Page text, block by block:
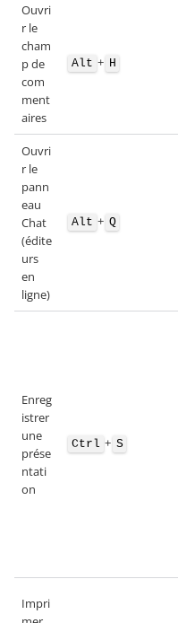
Ouvri
r le
cham
p de
com
ment
aires
Alt + H
Ouvri
r le
pann
eau
Chat
(édite
urs
en
ligne)
Alt + Q
Enreg
istrer
une
prése
ntati
on
Ctrl + S
Impri